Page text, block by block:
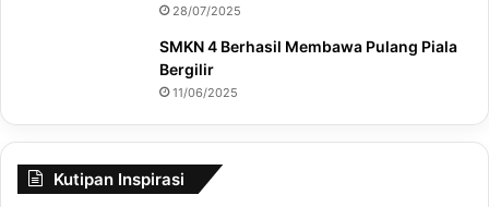
28/07/2025
SMKN 4 Berhasil Membawa Pulang Piala
Bergilir
11/06/2025
Kutipan Inspirasi